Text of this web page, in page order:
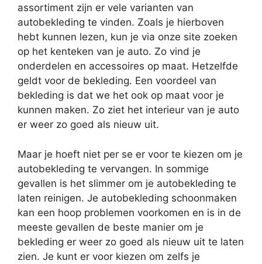
assortiment zijn er vele varianten van
autobekleding te vinden. Zoals je hierboven
hebt kunnen lezen, kun je via onze site zoeken
op het kenteken van je auto. Zo vind je
onderdelen en accessoires op maat. Hetzelfde
geldt voor de bekleding. Een voordeel van
bekleding is dat we het ook op maat voor je
kunnen maken. Zo ziet het interieur van je auto
er weer zo goed als nieuw uit.
Maar je hoeft niet per se er voor te kiezen om je
autobekleding te vervangen. In sommige
gevallen is het slimmer om je autobekleding te
laten reinigen. Je autobekleding schoonmaken
kan een hoop problemen voorkomen en is in de
meeste gevallen de beste manier om je
bekleding er weer zo goed als nieuw uit te laten
zien. Je kunt er voor kiezen om zelfs je